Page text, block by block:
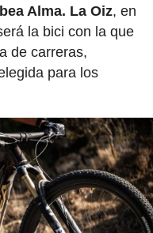
Alma. La Oiz, en
la bici con la que
de carreras,
para los